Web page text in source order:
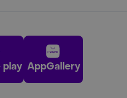
play AppGallery